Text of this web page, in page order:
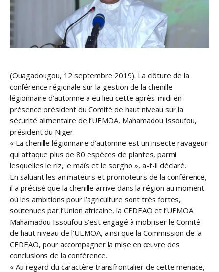
(Ouagadougou, 12 septembre 2019). La clôture de la
conférence régionale sur la gestion de la chenille
légionnaire d’automne a eu lieu cette après-midi en
présence président du Comité de haut niveau sur la
sécurité alimentaire de l’UEMOA, Mahamadou Issoufou,
président du Niger.
« La chenille légionnaire d’automne est un insecte ravageur
qui attaque plus de 80 espèces de plantes, parmi
lesquelles le riz, le maïs et le sorgho », a-t-il déclaré.
En saluant les animateurs et promoteurs de la conférence,
il a précisé que la chenille arrive dans la région au moment
où les ambitions pour l’agriculture sont très fortes,
soutenues par l’Union africaine, la CEDEAO et l’UEMOA.
Mahamadou Issoufou s’est engagé à mobiliser le Comité
de haut niveau de l’UEMOA, ainsi que la Commission de la
CEDEAO, pour accompagner la mise en œuvre des
conclusions de la conférence.
« Au regard du caractère transfrontalier de cette menace,